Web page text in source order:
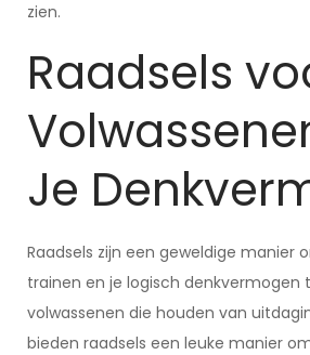
zien.
Raadsels
Je
Raadsels zijn een geweldige manier
trainen en je logisch denkvermogen
volwassenen die houden van
bieden raadsels een leuke manier